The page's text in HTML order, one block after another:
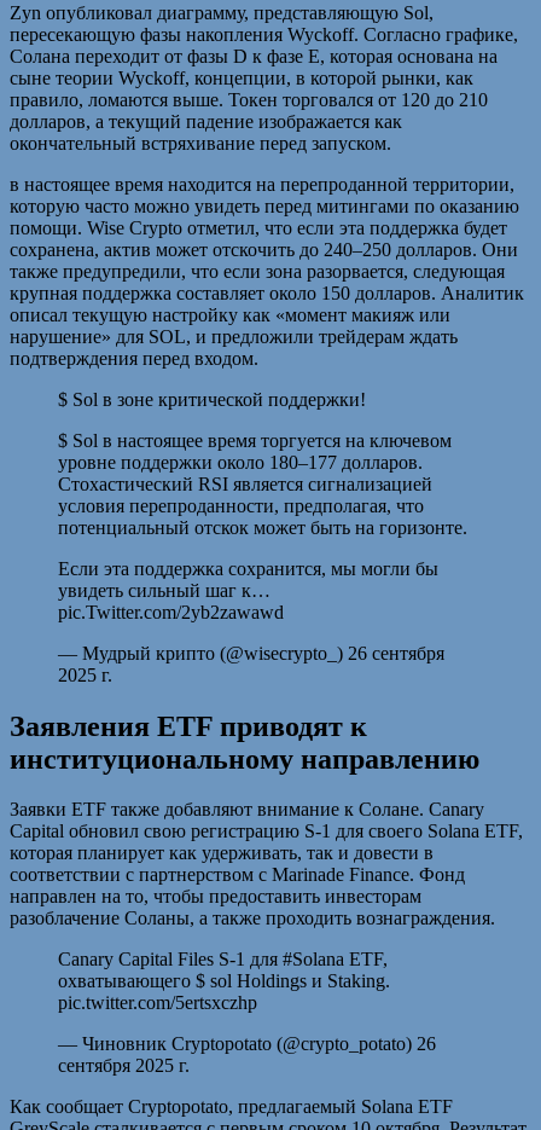
Zyn опубликовал диаграмму, представляющую Sol,
пересекающую фазы накопления Wyckoff. Согласно графике,
Солана переходит от фазы D к фазе E, которая основана на
сыне теории Wyckoff, концепции, в которой рынки, как
правило, ломаются выше. Токен торговался от 120 до 210
долларов, а текущий падение изображается как
окончательный встряхивание перед запуском.
в настоящее время находится на перепроданной территории,
которую часто можно увидеть перед митингами по оказанию
помощи. Wise Crypto отметил, что если эта поддержка будет
сохранена, актив может отскочить до 240–250 долларов. Они
также предупредили, что если зона разорвается, следующая
крупная поддержка составляет около 150 долларов. Аналитик
описал текущую настройку как «момент макияж или
нарушение» для SOL, и предложили трейдерам ждать
подтверждения перед входом.
$ Sol в зоне критической поддержки!
$ Sol в настоящее время торгуется на ключевом
уровне поддержки около 180–177 долларов.
Стохастический RSI является сигнализацией
условия перепроданности, предполагая, что
потенциальный отскок может быть на горизонте.
Если эта поддержка сохранится, мы могли бы
увидеть сильный шаг к…
pic.Twitter.com/2yb2zawawd
— Мудрый крипто (@wisecrypto_) 26 сентября
2025 г.
Заявления ETF приводят к
институциональному направлению
Заявки ETF также добавляют внимание к Солане. Canary
Capital обновил свою регистрацию S-1 для своего Solana ETF,
которая планирует как удерживать, так и довести в
соответствии с партнерством с Marinade Finance. Фонд
направлен на то, чтобы предоставить инвесторам
разоблачение Соланы, а также проходить вознаграждения.
Canary Capital Files S-1 для #Solana ETF,
охватывающего $ sol Holdings и Staking.
pic.twitter.com/5ertsxczhp
— Чиновник Cryptopotato (@crypto_potato) 26
сентября 2025 г.
Как сообщает Cryptopotato, предлагаемый Solana ETF